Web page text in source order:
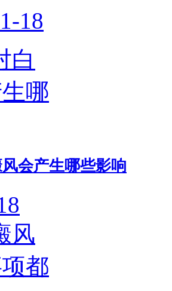
18
会产生哪些影响